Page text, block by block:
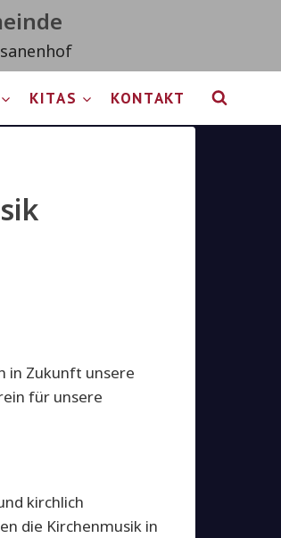
KITAS KONTAKT
in Zukunft unsere
für unsere
kirchlich
die Kirchenmusik in